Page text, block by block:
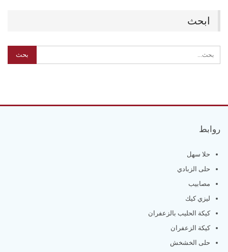
ابحث
روابط
حلا سهل
حلى الزبادي
مصابيب
ليزي كيك
كيكة الحليب بالزعفران
كيكة الزعفران
حلى الخشخش